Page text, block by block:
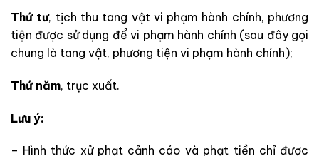
Thứ tư, tịch thu tang vật vi phạm hành chính, phương
tiện được sử dụng để vi phạm hành chính (sau đây gọi
chung là tang vật, phương tiện vi phạm hành chính);
Thứ năm, trục xuất.
Lưu ý:
– Hình thức xử phạt cảnh cáo và phạt tiền chỉ được